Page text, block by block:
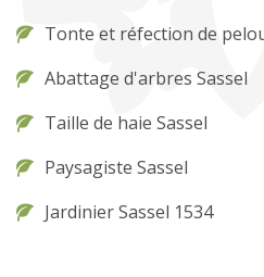
Tonte et réfection de
Abattage d'arbres Sassel
Taille de haie Sassel
Paysagiste Sassel
Jardinier Sassel 1534